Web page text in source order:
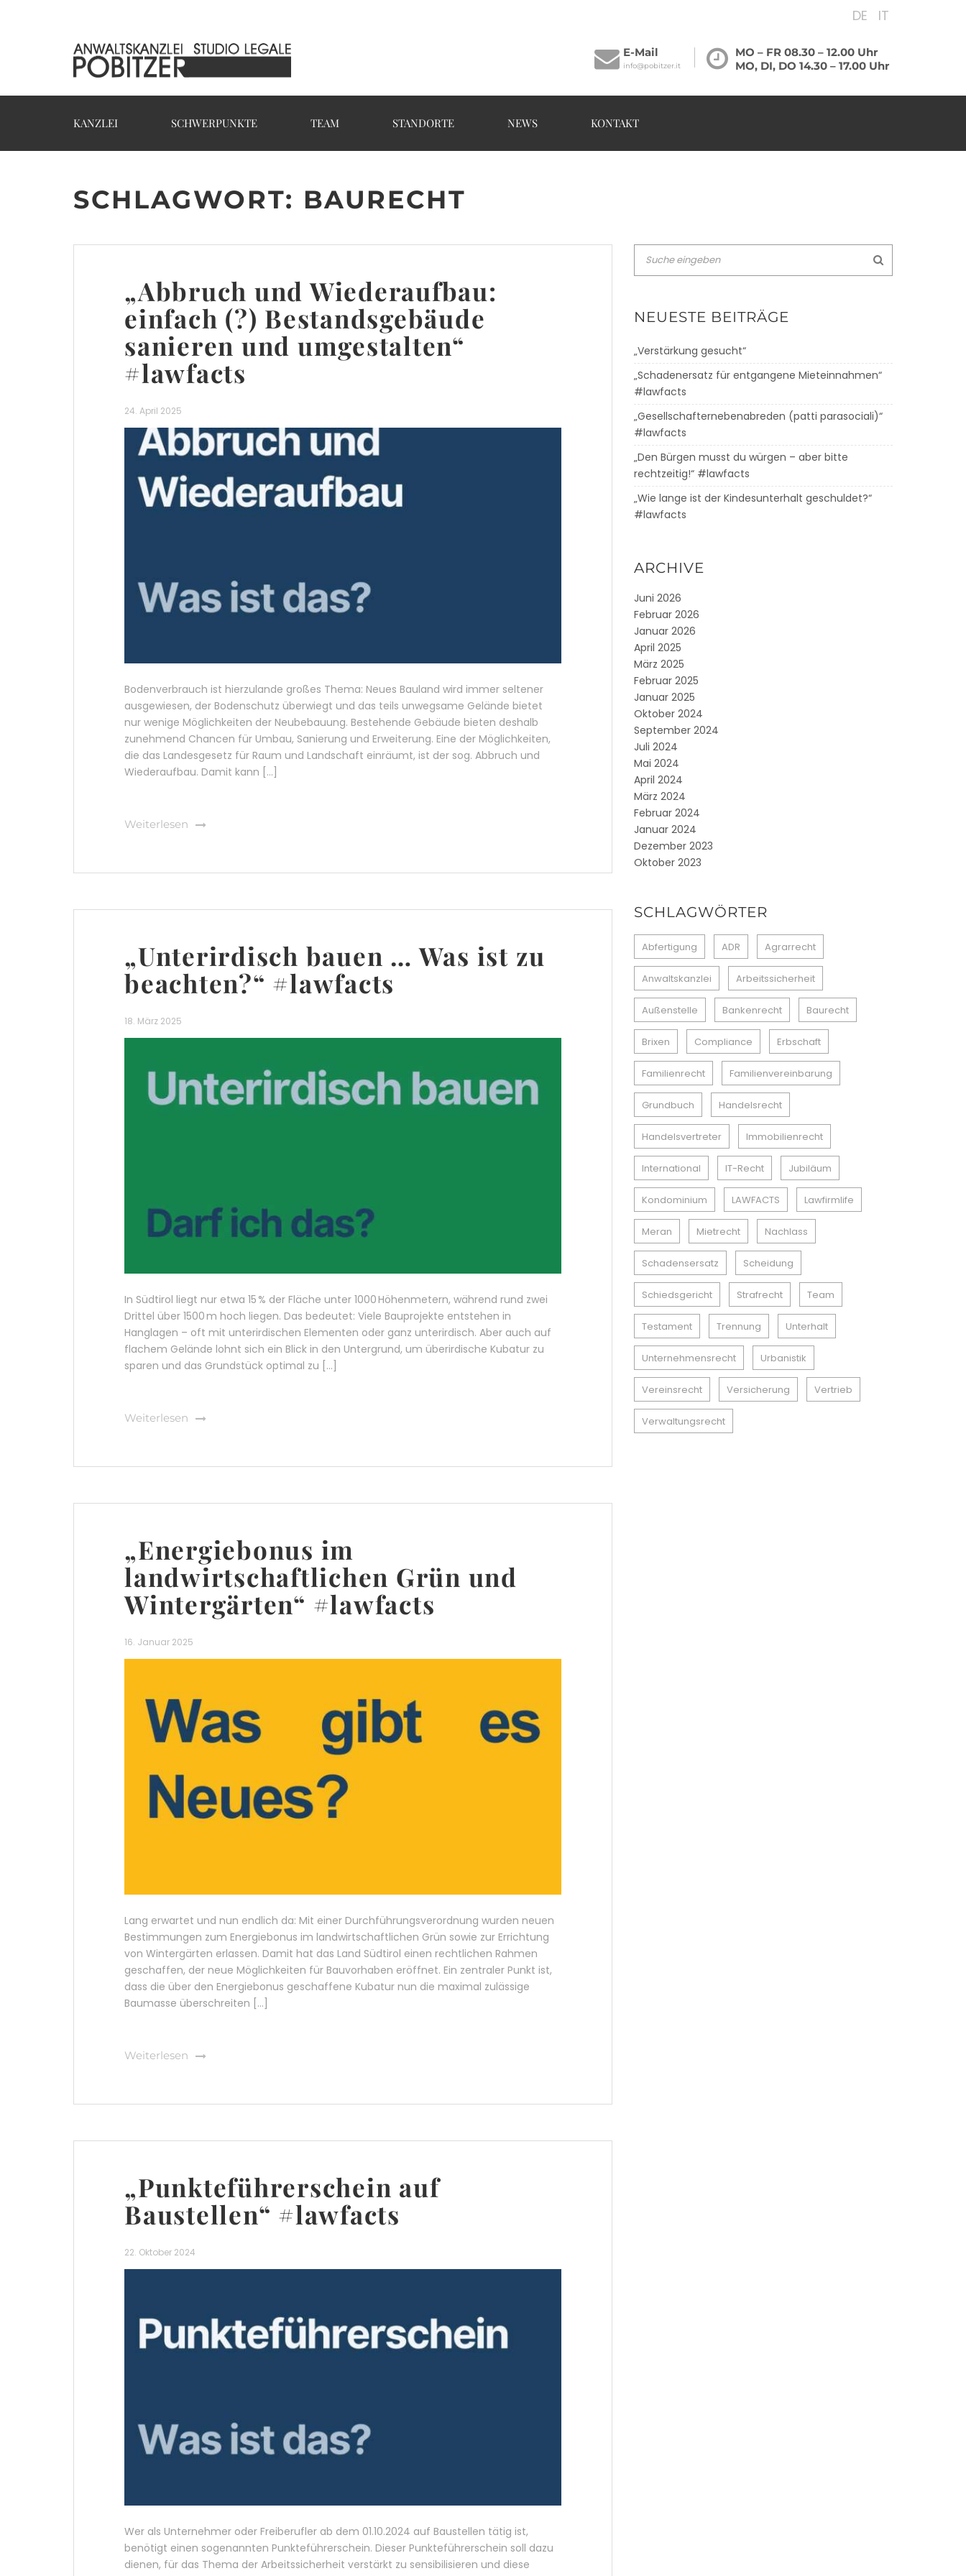
DE IT
E-Mail
info@pobitzer.it
MO – FR 08.30 – 12.00 Uhr
MO, DI, DO 14.30 – 17.00 Uhr
KANZLEI SCHWERPUNKTE TEAM STANDORTE NEWS KONTAKT
SCHLAGWORT: BAURECHT
„Abbruch und Wiederaufbau:
einfach (?) Bestandsgebäude
sanieren und umgestalten“
#lawfacts
24. April 2025
Bodenverbrauch ist hierzulande großes Thema: Neues Bauland wird immer seltener
ausgewiesen, der Bodenschutz überwiegt und das teils unwegsame Gelände bietet
nur wenige Möglichkeiten der Neubebauung. Bestehende Gebäude bieten deshalb
zunehmend Chancen für Umbau, Sanierung und Erweiterung. Eine der Möglichkeiten,
die das Landesgesetz für Raum und Landschaft einräumt, ist der sog. Abbruch und
Wiederaufbau. Damit kann […]
Weiterlesen
„Unterirdisch bauen … Was ist zu
beachten?“ #lawfacts
18. März 2025
In Südtirol liegt nur etwa 15 % der Fläche unter 1000 Höhenmetern, während rund zwei
Drittel über 1500 m hoch liegen. Das bedeutet: Viele Bauprojekte entstehen in
Hanglagen – oft mit unterirdischen Elementen oder ganz unterirdisch. Aber auch auf
flachem Gelände lohnt sich ein Blick in den Untergrund, um überirdische Kubatur zu
sparen und das Grundstück optimal zu […]
Weiterlesen
„Energiebonus im
landwirtschaftlichen Grün und
Wintergärten“ #lawfacts
16. Januar 2025
Lang erwartet und nun endlich da: Mit einer Durchführungsverordnung wurden neuen
Bestimmungen zum Energiebonus im landwirtschaftlichen Grün sowie zur Errichtung
von Wintergärten erlassen. Damit hat das Land Südtirol einen rechtlichen Rahmen
geschaffen, der neue Möglichkeiten für Bauvorhaben eröffnet. Ein zentraler Punkt ist,
dass die über den Energiebonus geschaffene Kubatur nun die maximal zulässige
Baumasse überschreiten […]
Weiterlesen
„Punkteführerschein auf
Baustellen“ #lawfacts
22. Oktober 2024
Wer als Unternehmer oder Freiberufler ab dem 01.10.2024 auf Baustellen tätig ist,
benötigt einen sogenannten Punkteführerschein. Dieser Punkteführerschein soll dazu
dienen, für das Thema der Arbeitssicherheit verstärkt zu sensibilisieren und diese
NEUESTE BEITRÄGE
„Verstärkung gesucht“
„Schadenersatz für entgangene Mieteinnahmen“
#lawfacts
„Gesellschafternebenabreden (patti parasociali)“
#lawfacts
„Den Bürgen musst du würgen – aber bitte
rechtzeitig!“ #lawfacts
„Wie lange ist der Kindesunterhalt geschuldet?“
#lawfacts
ARCHIVE
Juni 2026
Februar 2026
Januar 2026
April 2025
März 2025
Februar 2025
Januar 2025
Oktober 2024
September 2024
Juli 2024
Mai 2024
April 2024
März 2024
Februar 2024
Januar 2024
Dezember 2023
Oktober 2023
SCHLAGWÖRTER
Abfertigung ADR Agrarrecht
Anwaltskanzlei Arbeitssicherheit
Außenstelle Bankenrecht Baurecht
Brixen Compliance Erbschaft
Familienrecht Familienvereinbarung
Grundbuch Handelsrecht
Handelsvertreter Immobilienrecht
International IT-Recht Jubiläum
Kondominium LAWFACTS Lawfirmlife
Meran Mietrecht Nachlass
Schadensersatz Scheidung
Schiedsgericht Strafrecht Team
Testament Trennung Unterhalt
Unternehmensrecht Urbanistik
Vereinsrecht Versicherung Vertrieb
Verwaltungsrecht